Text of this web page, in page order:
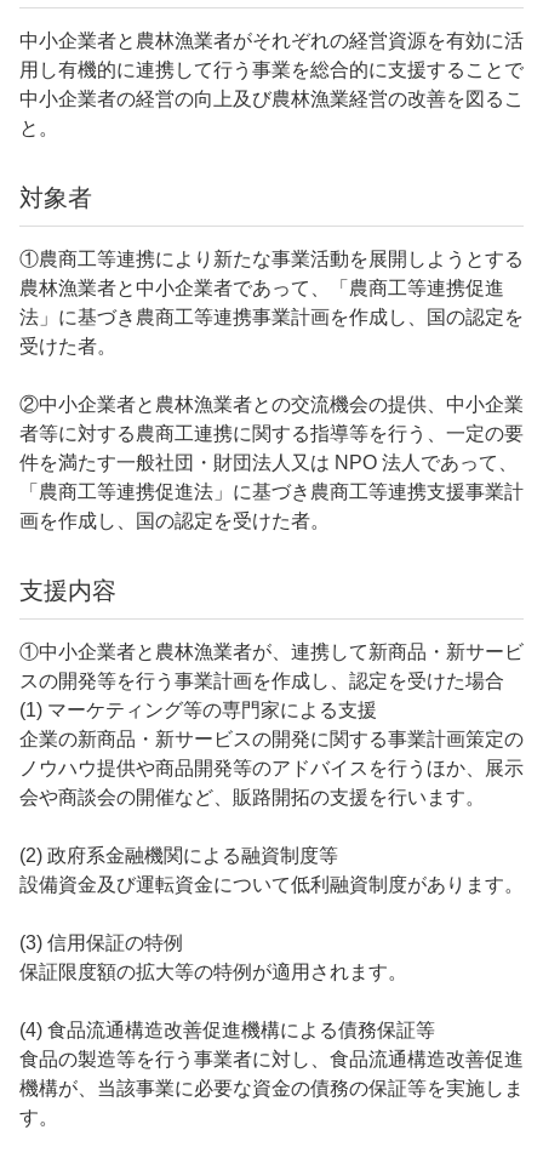
中小企業者と農林漁業者がそれぞれの経営資源を有効に活
用し有機的に連携して行う事業を総合的に支援することで
中小企業者の経営の向上及び農林漁業経営の改善を図るこ
と。
対象者
①農商工等連携により新たな事業活動を展開しようとする
農林漁業者と中小企業者であって、「農商工等連携促進
法」に基づき農商工等連携事業計画を作成し、国の認定を
受けた者。
②中小企業者と農林漁業者との交流機会の提供、中小企業
者等に対する農商工連携に関する指導等を行う、一定の要
件を満たす一般社団・財団法人又は NPO 法人であって、
「農商工等連携促進法」に基づき農商工等連携支援事業計
画を作成し、国の認定を受けた者。
支援内容
①中小企業者と農林漁業者が、連携して新商品・新サービ
スの開発等を行う事業計画を作成し、認定を受けた場合
(1) マーケティング等の専門家による支援
企業の新商品・新サービスの開発に関する事業計画策定の
ノウハウ提供や商品開発等のアドバイスを行うほか、展示
会や商談会の開催など、販路開拓の支援を行います。
(2) 政府系金融機関による融資制度等
設備資金及び運転資金について低利融資制度があります。
(3) 信用保証の特例
保証限度額の拡大等の特例が適用されます。
(4) 食品流通構造改善促進機構による債務保証等
食品の製造等を行う事業者に対し、食品流通構造改善促進
機構が、当該事業に必要な資金の債務の保証等を実施しま
す。